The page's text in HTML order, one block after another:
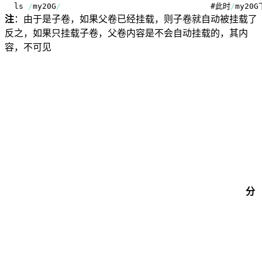
ls
/my20G /
                                #此时
/
注：由于是子卷，如果父卷已经挂载，则子卷就自动被挂载了
反之，如果只挂载子卷，父卷内容是不会自动挂载的，其内
容，不可见
分